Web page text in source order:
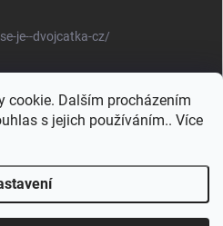
cookie. Dalším procházením
s jejich používáním.. Více
je--dvojcatka-cz/
>